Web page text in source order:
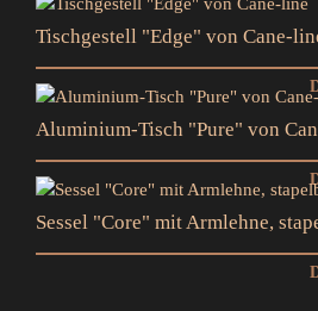
Tischgestell "Edge" von Cane-
Aluminium-Tisch "Pure" von
Sessel "Core" mit Armlehne,